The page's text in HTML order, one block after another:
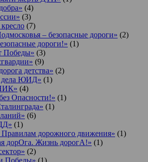
(4)
(3)
(7)
– безопасные дороги» (2)
дороги!» (1)
Победы» (3)
(9)
детства» (2)
дела ЮИД» (1)
(4)
Опасности!» (1)
(1)
(6)
(1)
Правилам дорожного движения» (1)
дорОга. Жизнь дорогА!» (1)
(2)
Победы» (1)